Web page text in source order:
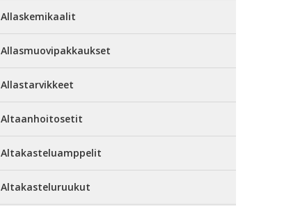
Allaskemikaalit
Allasmuovipakkaukset
Allastarvikkeet
Altaanhoitosetit
Altakasteluamppelit
Altakasteluruukut